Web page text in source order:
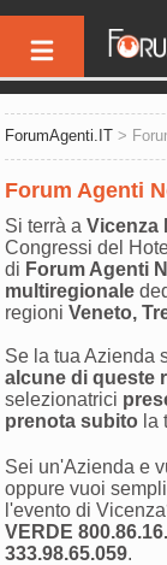
ForumAgenti.IT >
Forum Agenti
Si terrà aVicenza
Congressi del
di Forum Agenti
multiregionale
regioniVeneto,
Se la tua Azienda
alcune di queste
selezionatrici
prenota subito la
Sei un'Azienda e
oppure vuoi
l'evento di
VERDE
333.98.65.059.